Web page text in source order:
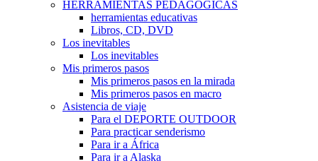
HERRAMIENTAS PEDAGÓGICAS
herramientas educativas
Libros, CD, DVD
Los inevitables
Los inevitables
Mis primeros pasos
Mis primeros pasos en la mirada
Mis primeros pasos en macro
Asistencia de viaje
Para el DEPORTE OUTDOOR
Para practicar senderismo
Para ir a África
Para ir a Alaska